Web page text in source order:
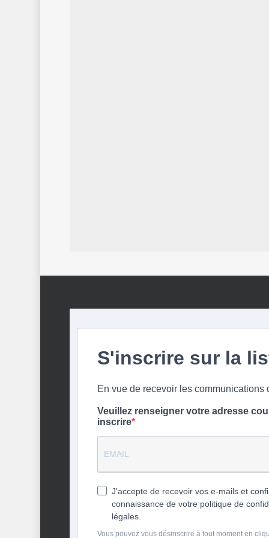
S'inscrire sur la
En vue de recevoir les communications
Veuillez renseigner votre adresse
inscrire
J'accepte de recevoir vos e-mails et
connaissance de votre politique de
légales.
Vous pouvez vous désinscrire à tout moment en